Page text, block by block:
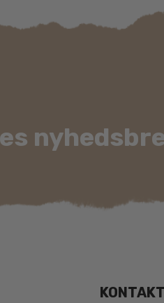
KONTAKT